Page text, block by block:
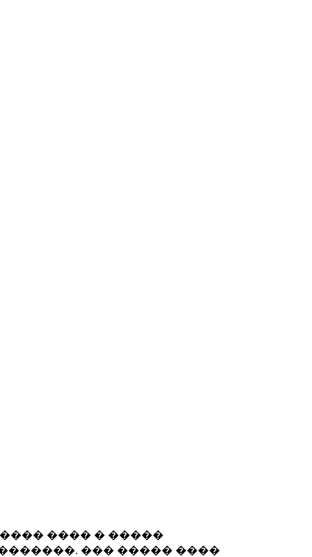
���� � �����
��� ����� ����